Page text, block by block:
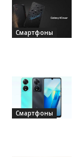
Смартфоны
Смартфоны